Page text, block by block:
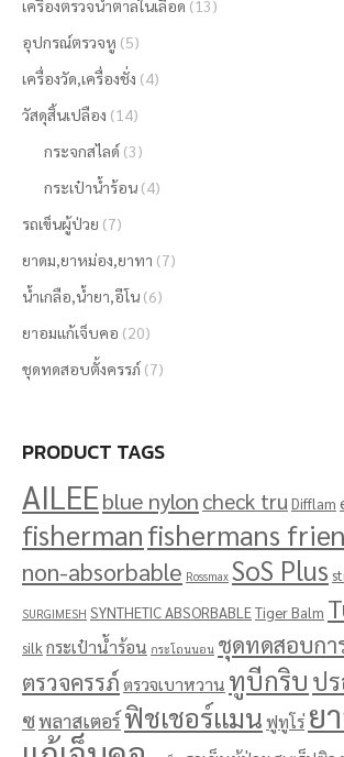
เครื่องตรวจน้ำตาลในเลือด (13)
อุปกรณ์ตรวจหู (5)
เครื่องวัด,เครื่องชั่ง (4)
วัสดุสิ้นเปลือง (14)
กระจกสไลด์ (3)
กระเป๋าน้ำร้อน (4)
รถเข็นผู้ป่วย (7)
ยาดม,ยาหม่อง,ยาทา (7)
น้ำเกลือ,น้ำยา,อีโน (6)
ยาอมแก้เจ็บคอ (20)
ชุดทดสอบตั้งครรภ์ (7)
PRODUCT TAGS
AILEEblue nylon check tru Difflam
fishermanfishermans
non-absorbable Rossmax SoS Plus
SURGIMESH SYNTHETIC ABSORBABLETiger Balm
silk กระเป๋าน้ำร้อน กระโถนนอน ชุดทดสอบกา
ตรวจครรภ์ตรวจเบาหวาน ทูบีกริบ ป
ซพลาสเตอร์ฟิชเชอร์แมนฟูทูโร่ ย